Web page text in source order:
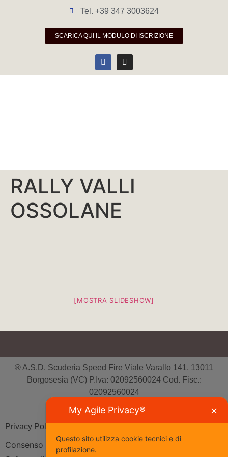
Tel. +39 347 3003624
SCARICA QUI IL MODULO DI ISCRIZIONE
RALLY VALLI
OSSOLANE
[MOSTRA SLIDESHOW]
® A.S.D. Scuderia Speed Fire Viale Varallo 141, 13011
Borgosesia (VC) P.Iva: 02092560024 Cod. Fisc.:
02092560024
Tutti i diritti riservati
Privacy Policy
Consenso
My Agile Privacy® ✕
Questo sito utilizza cookie tecnici e di
profilazione.